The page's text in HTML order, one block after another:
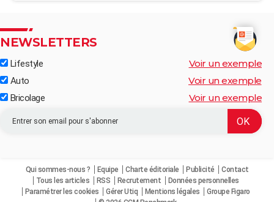
NEWSLETTERS
Lifestyle Voir un exemple
Auto Voir un exemple
Bricolage Voir un exemple
Qui sommes-nous ? Equipe Charte éditoriale Publicité
Contact
Tous les articles
RSS Recrutement
Données personnelles
Paramétrer les cookies
Gérer Utiq Mentions légales
Groupe Figaro